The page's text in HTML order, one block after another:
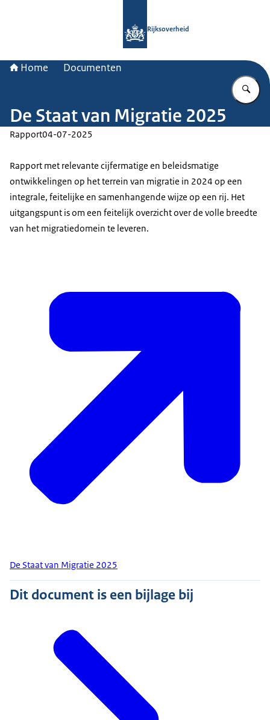
Rijksoverheid
Home Documenten
De Staat van Migratie 2025
Rapport04-07-2025
Rapport met relevante cijfermatige en beleidsmatige
ontwikkelingen op het terrein van migratie in 2024 op een
integrale, feitelijke en samenhangende wijze op een rij. Het
uitgangspunt is om een feitelijk overzicht over de volle breedte
van het migratiedomein te leveren.
De Staat van Migratie 2025
Dit document is een bijlage bij